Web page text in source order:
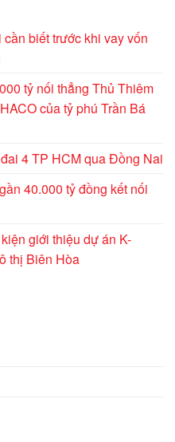
biết trước khi vay vốn
tỷ nối thẳng Thủ Thiêm
của tỷ phú Trần Bá
4 TP HCM qua Đồng Nai
40.000 tỷ đồng kết nối
giới thiệu dự án K-
thị Biên Hòa